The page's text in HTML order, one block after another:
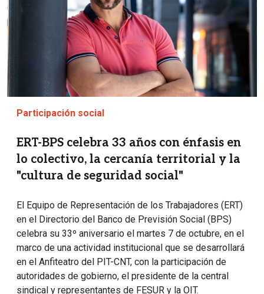
Participación social
ERT-BPS celebra 33 años con énfasis en
lo colectivo, la cercanía territorial y la
"cultura de seguridad social"
El Equipo de Representación de los Trabajadores (ERT)
en el Directorio del Banco de Previsión Social (BPS)
celebra su 33º aniversario el martes 7 de octubre, en el
marco de una actividad institucional que se desarrollará
en el Anfiteatro del PIT-CNT, con la participación de
autoridades de gobierno, el presidente de la central
sindical y representantes de FESUR y la OIT.